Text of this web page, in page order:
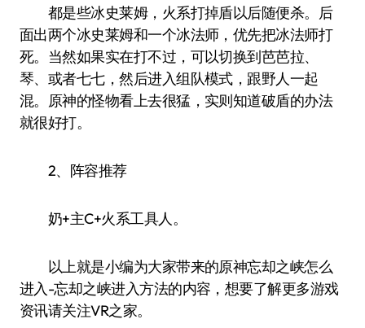
都是些冰史莱姆，火系打掉盾以后随便杀。后
面出两个冰史莱姆和一个冰法师，优先把冰法师打
死。当然如果实在打不过，可以切换到芭芭拉、
琴、或者七七，然后进入组队模式，跟野人一起
混。原神的怪物看上去很猛，实则知道破盾的办法
就很好打。
2、阵容推荐
奶+主C+火系工具人。
以上就是小编为大家带来的原神忘却之峡怎么
进入-忘却之峡进入方法的内容，想要了解更多游戏
资讯请关注VR之家。